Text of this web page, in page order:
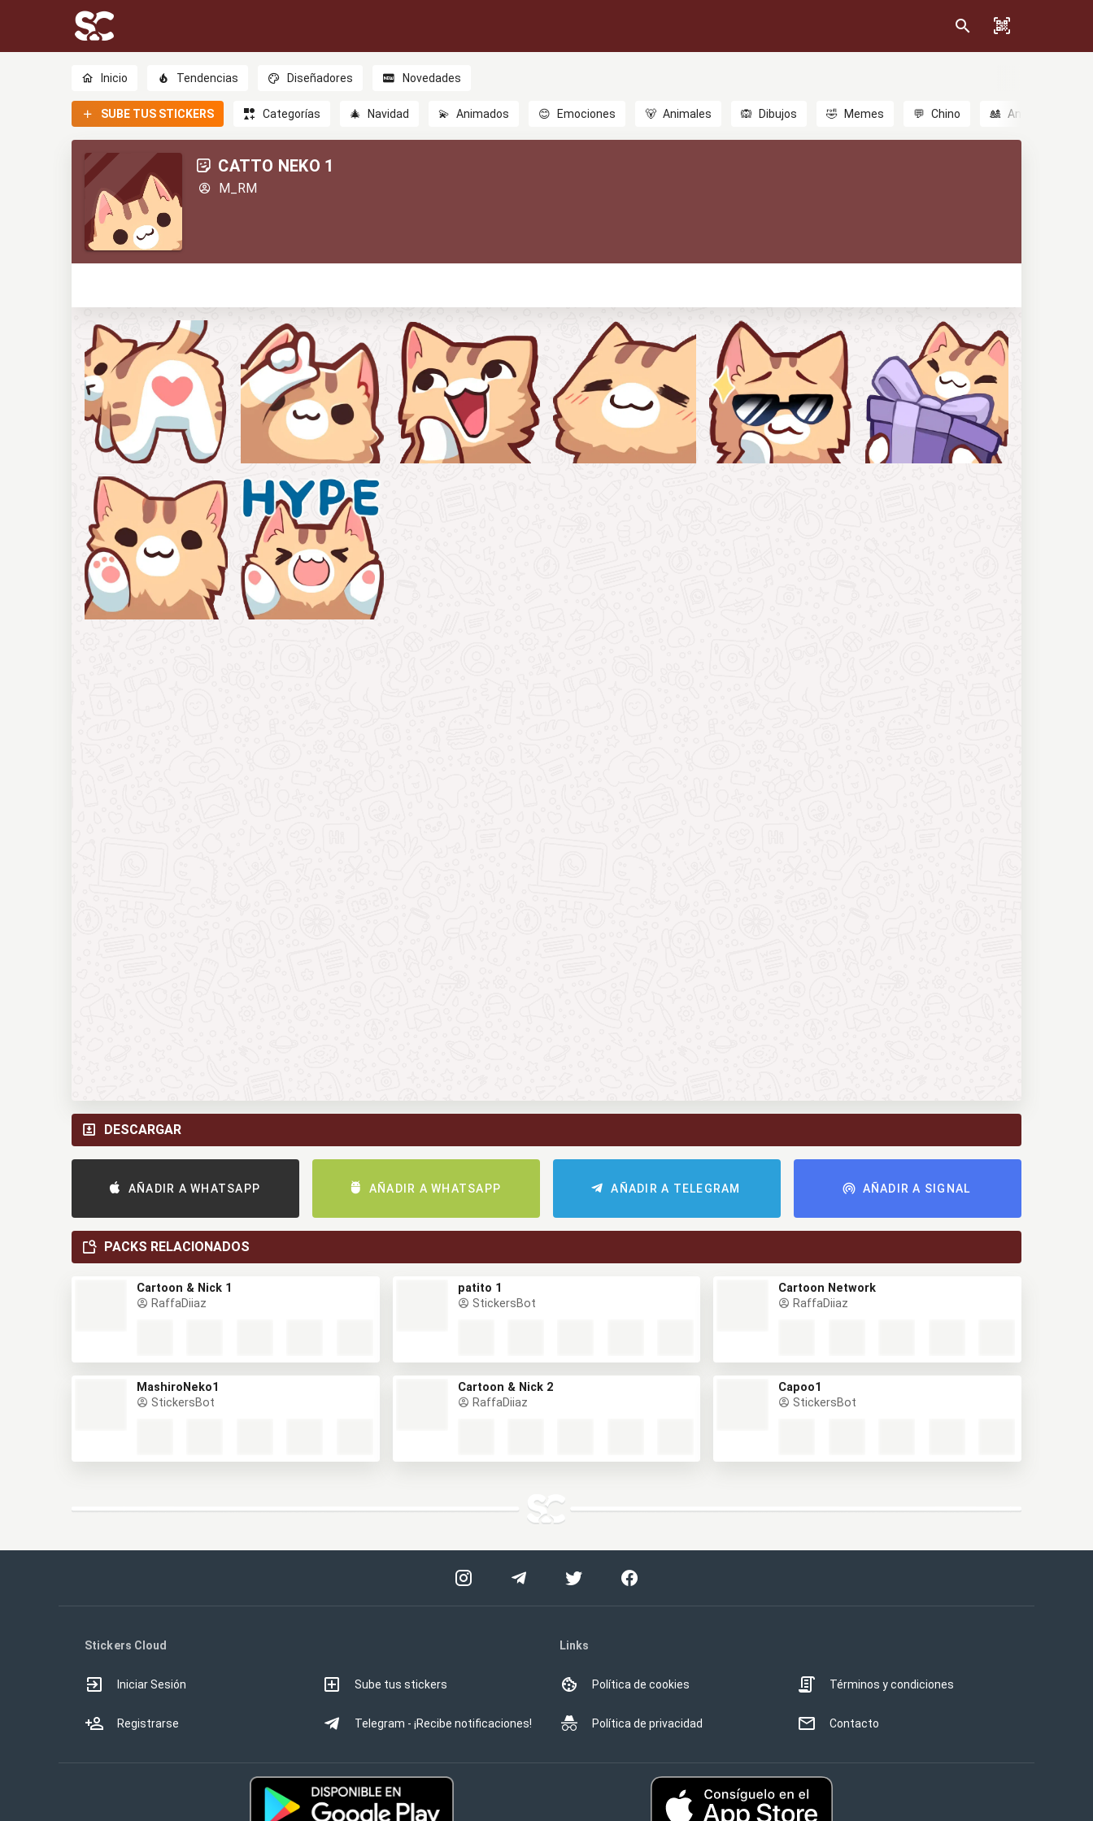
Inicio Tendencias Diseñadores Novedades
SUBE TUS STICKERS Categorías 🎄 Navidad 💫 Animados 😊 Emociones 🐻 Animales 🙉 Dibujos 🤣 Memes 💬 Chino 🎎 Anime
CATTO NEKO 1
M_RM
DESCARGAR
AÑADIR A WHATSAPP AÑADIR A WHATSAPP AÑADIR A TELEGRAM AÑADIR A SIGNAL
PACKS RELACIONADOS
Cartoon & Nick 1
RaffaDiiaz
patito 1
StickersBot
Cartoon Network
RaffaDiiaz
MashiroNeko1
StickersBot
Cartoon & Nick 2
RaffaDiiaz
Capoo1
StickersBot
Stickers Cloud
Iniciar Sesión
Registrarse
Sube tus stickers
Telegram - ¡Recibe notificaciones!
Links
Política de cookies
Política de privacidad
Términos y condiciones
Contacto